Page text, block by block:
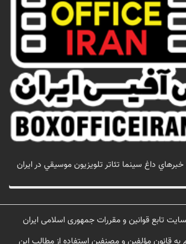
خبرهاي داغ سينما تئاتر تلويزيون موسيقي در ايران
تابع قوانین و مقررات جمهوری اسلامی ایران